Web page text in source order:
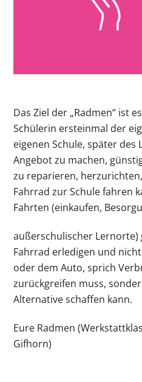
Das Ziel der „Radmen“ ist
Schülerin ersteinmal der
eigenen Schule, später des
Angebot zu machen,
zu reparieren,
Fahrrad zur Schule fahren
Fahrten (einkaufen,
außerschulischer
Fahrrad erledigen und
oder dem Auto, sprich
zurückgreifen muss,
Alternative schaffen kann.
Eure Radmen
Gifhorn)